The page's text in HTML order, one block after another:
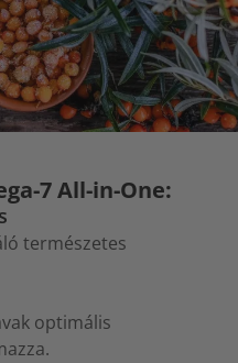
7 All-in-One:
természetes
optimális